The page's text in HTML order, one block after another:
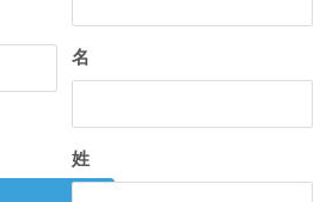
名
姓